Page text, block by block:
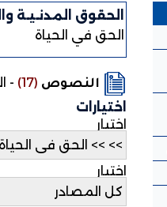
الحقوق المدنـيـة
الحق في الحياة
النصوص (17)
-
اختيارات
اختيار
اختيار